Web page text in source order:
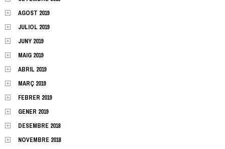
AGOST 2019
JULIOL 2019
JUNY 2019
MAIG 2019
ABRIL 2019
MARÇ 2019
FEBRER 2019
GENER 2019
DESEMBRE 2018
NOVEMBRE 2018